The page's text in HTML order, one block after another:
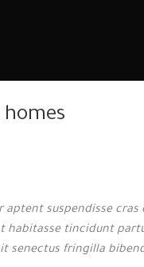
suspendisse
habitasse tincidunt
senectus fringilla